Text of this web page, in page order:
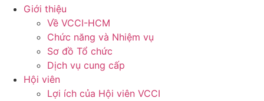
Giới thiệu
Về VCCI-HCM
Chức năng và Nhiệm vụ
Sơ đồ Tổ chức
Dịch vụ cung cấp
Hội viên
Lợi ích của Hội viên VCCI